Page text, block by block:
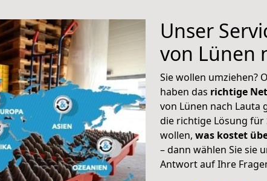
Unser
von Lünen
Sie wollen umziehen?
haben das richtige
von Lünen nach Lauta
die richtige Lösung für
wollen, was kostet
– dann wählen Sie sie
Antwort auf Ihre